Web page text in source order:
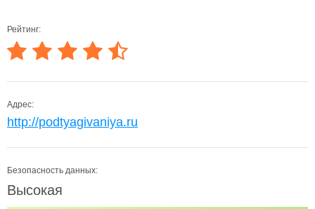
Рейтинг:
Адрес:
http://podtyagivaniya.ru
Безопасность данных:
Высокая